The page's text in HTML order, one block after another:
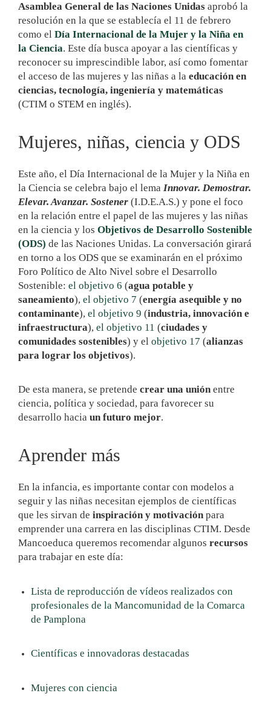
Asamblea General de las Naciones Unidas aprobó la
resolución en la que se establecía el 11 de febrero
como el Día Internacional de la Mujer y la Niña en
la Ciencia. Este día busca apoyar a las científicas y
reconocer su imprescindible labor, así como fomentar
el acceso de las mujeres y las niñas a la educación en
ciencias, tecnología, ingeniería y matemáticas
(CTIM o STEM en inglés).
Mujeres, niñas, ciencia y ODS
Este año, el Día Internacional de la Mujer y la Niña en
la Ciencia se celebra bajo el lema Innovar. Demostrar.
Elevar. Avanzar. Sostener (I.D.E.A.S.) y pone el foco
en la relación entre el papel de las mujeres y las niñas
en la ciencia y los Objetivos de Desarrollo Sostenible
(ODS) de las Naciones Unidas. La conversación girará
en torno a los ODS que se examinarán en el próximo
Foro Político de Alto Nivel sobre el Desarrollo
Sostenible: el objetivo 6 (agua potable y
saneamiento), el objetivo 7 (energía asequible y no
contaminante), el objetivo 9 (industria, innovación e
infraestructura), el objetivo 11 (ciudades y
comunidades sostenibles) y el objetivo 17 (alianzas
para lograr los objetivos).
De esta manera, se pretende crear una uniónentre
ciencia, política y sociedad, para favorecer su
desarrollo hacia un futuro mejor.
Aprender más
En la infancia, es importante contar con modelos a
seguir y las niñas necesitan ejemplos de científicas
que les sirvan de inspiración y motivaciónpara
emprender una carrera en las disciplinas CTIM. Desde
Mancoeduca queremos recomendar algunos recursos
para trabajar en este día:
Lista de reproducción de vídeos realizados con
profesionales de la Mancomunidad de la Comarca
de Pamplona
Científicas e innovadoras destacadas
Mujeres con ciencia